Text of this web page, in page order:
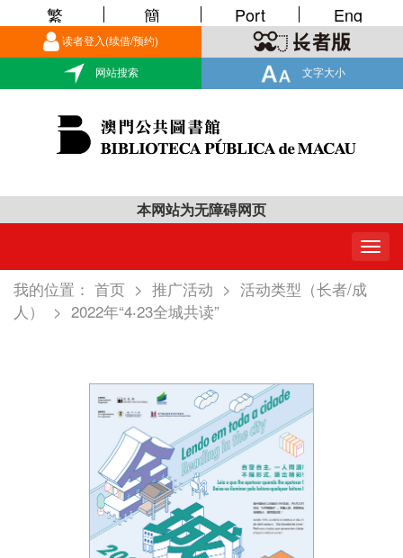
读者登入(续借/预约)
网站搜索 文字大小
繁 簡 Port Eng
本网站为无障碍网页
我的位置： 首页 > 推广活动 > 活动类型（长者/成
人）
> 2022年“4‧23全城共读”